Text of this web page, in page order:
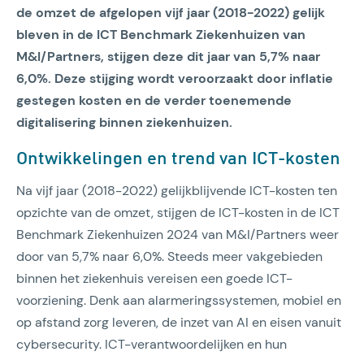
de omzet de afgelopen vijf jaar (2018-2022) gelijk
bleven in de ICT Benchmark Ziekenhuizen van
M&I/Partners, stijgen deze dit jaar van 5,7% naar
6,0%. Deze stijging wordt veroorzaakt door inflatie
gestegen kosten en de verder toenemende
digitalisering binnen ziekenhuizen.
Ontwikkelingen en trend van ICT-kosten
Na vijf jaar (2018-2022) gelijkblijvende ICT-kosten ten
opzichte van de omzet, stijgen de ICT-kosten in de ICT
Benchmark Ziekenhuizen 2024 van M&I/Partners weer
door van 5,7% naar 6,0%. Steeds meer vakgebieden
binnen het ziekenhuis vereisen een goede ICT-
voorziening. Denk aan alarmeringssystemen, mobiel en
op afstand zorg leveren, de inzet van AI en eisen vanuit
cybersecurity. ICT-verantwoordelijken en hun